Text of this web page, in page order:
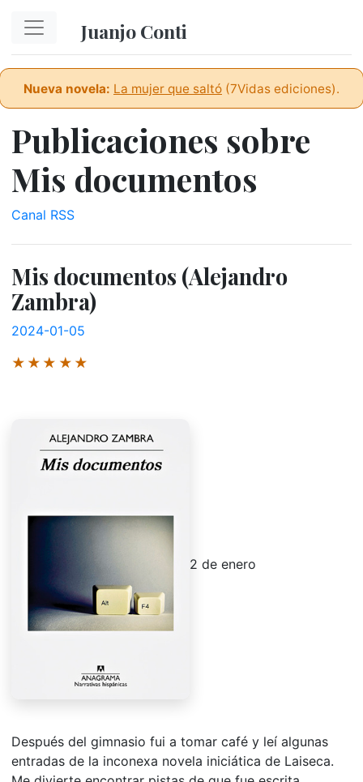
Juanjo Conti
Nueva novela: La mujer que saltó (7Vidas ediciones).
Publicaciones sobre
Mis documentos
Canal RSS
Mis documentos (Alejandro
Zambra)
2024-01-05
★★★★★
2 de enero
Después del gimnasio fui a tomar café y leí algunas
entradas de la inconexa novela iniciática de Laiseca.